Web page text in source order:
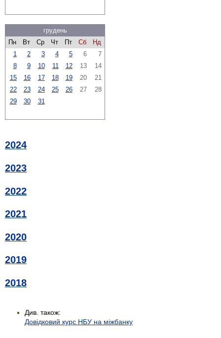
грудень
Пн
Вт Ср Чт Пт Сб
Нд
1
2 3 4 5 6
7
8
9 10 11 12 13
14
15
16 17 18 19 20
21
22
23 24 25 26 27
28
29
30 31
2024
2023
2022
2021
2020
2019
2018
Див. також:
Довідковий курс НБУ на міжбанку